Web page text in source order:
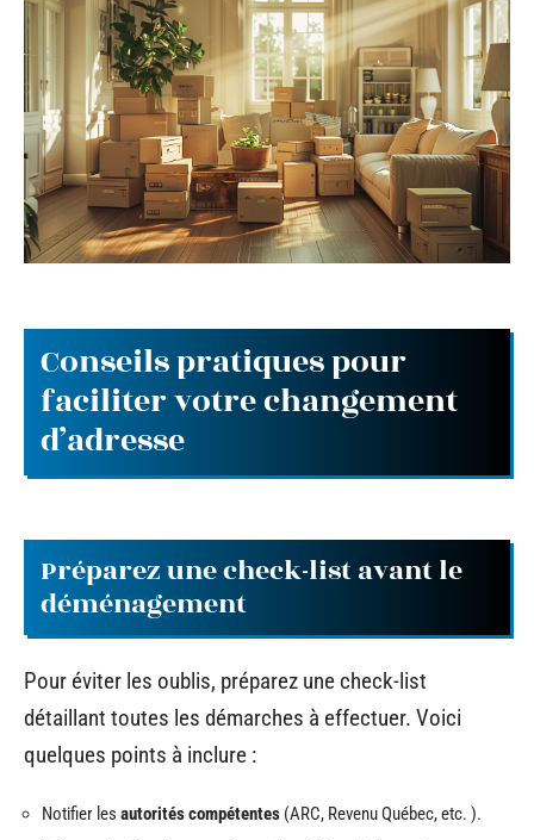
Conseils pratiques pour
faciliter votre changement
d’adresse
Préparez une check-list avant le
déménagement
Pour éviter les oublis, préparez une check-list
détaillant toutes les démarches à effectuer. Voici
quelques points à inclure :
Notifier les autorités compétentes (ARC, Revenu Québec, etc. ).